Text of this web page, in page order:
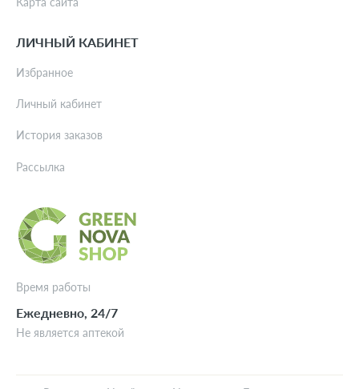
Время работы
Ежедневно, 24/7
Не является аптекой
ЛИЧНЫЙ КАБИНЕТ
Избранное
Личный кабинет
История заказов
Рассылка